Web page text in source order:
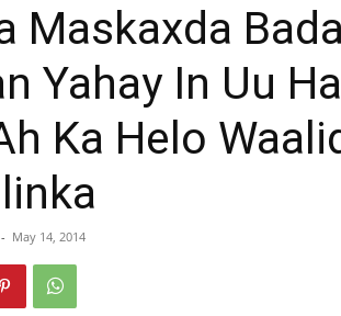
Maskaxda
Yahay In Uu
Ka Helo
- May 14, 2014